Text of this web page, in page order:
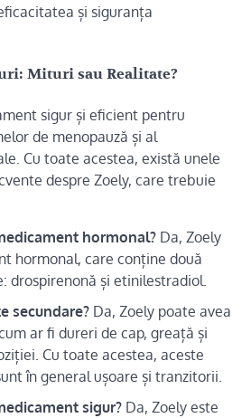
și siguranța
Mituri sau Realitate?
sigur și eficient pentru
de menopauză și al
Cu toate acestea, există unele
despre Zoely, care trebuie
hormonal? Da, Zoely
hormonal, care conține două
drospirenonă și etinilestradiol.
secundare? Da, Zoely poate avea
ar fi dureri de cap, greață și
Cu toate acestea, aceste
în general ușoare și tranzitorii.
sigur? Da, Zoely este